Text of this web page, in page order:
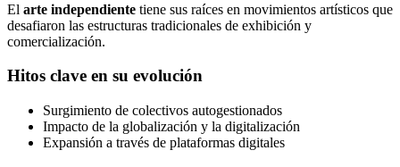
El arte independiente tiene sus raíces en movimientos artísticos que
desafiaron las estructuras tradicionales de exhibición y
comercialización.
Hitos clave en su evolución
Surgimiento de colectivos autogestionados
Impacto de la globalización y la digitalización
Expansión a través de plataformas digitales